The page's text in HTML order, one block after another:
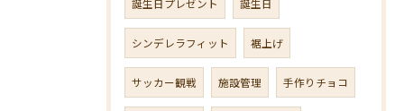
誕生日プレゼント 誕生日
シンデレラフィット 裾上げ
サッカー観戦 施設管理 手作りチョコ